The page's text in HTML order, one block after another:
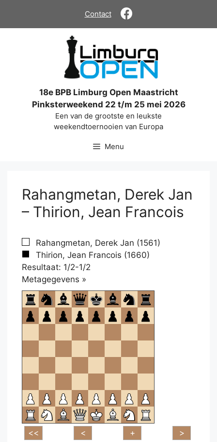
de
Contact
18e BPB Limburg Open Maastricht
Pinksterweekend 22 t/m 25 mei 2026
Een van de grootste en leukste
weekendtoernooien van Europa
Menu
Rahangmetan, Derek Jan
– Thirion, Jean Francois
Rahangmetan, Derek Jan (1561)
Thirion, Jean Francois (1660)
Resultaat: 1/2-1/2
Metagegevens »
om
te
openen.